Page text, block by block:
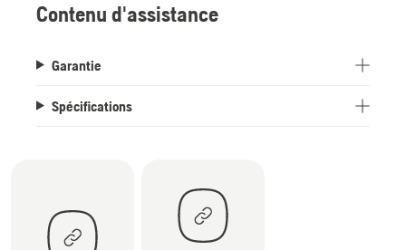
Contenu d'assistance
Garantie
Spécifications